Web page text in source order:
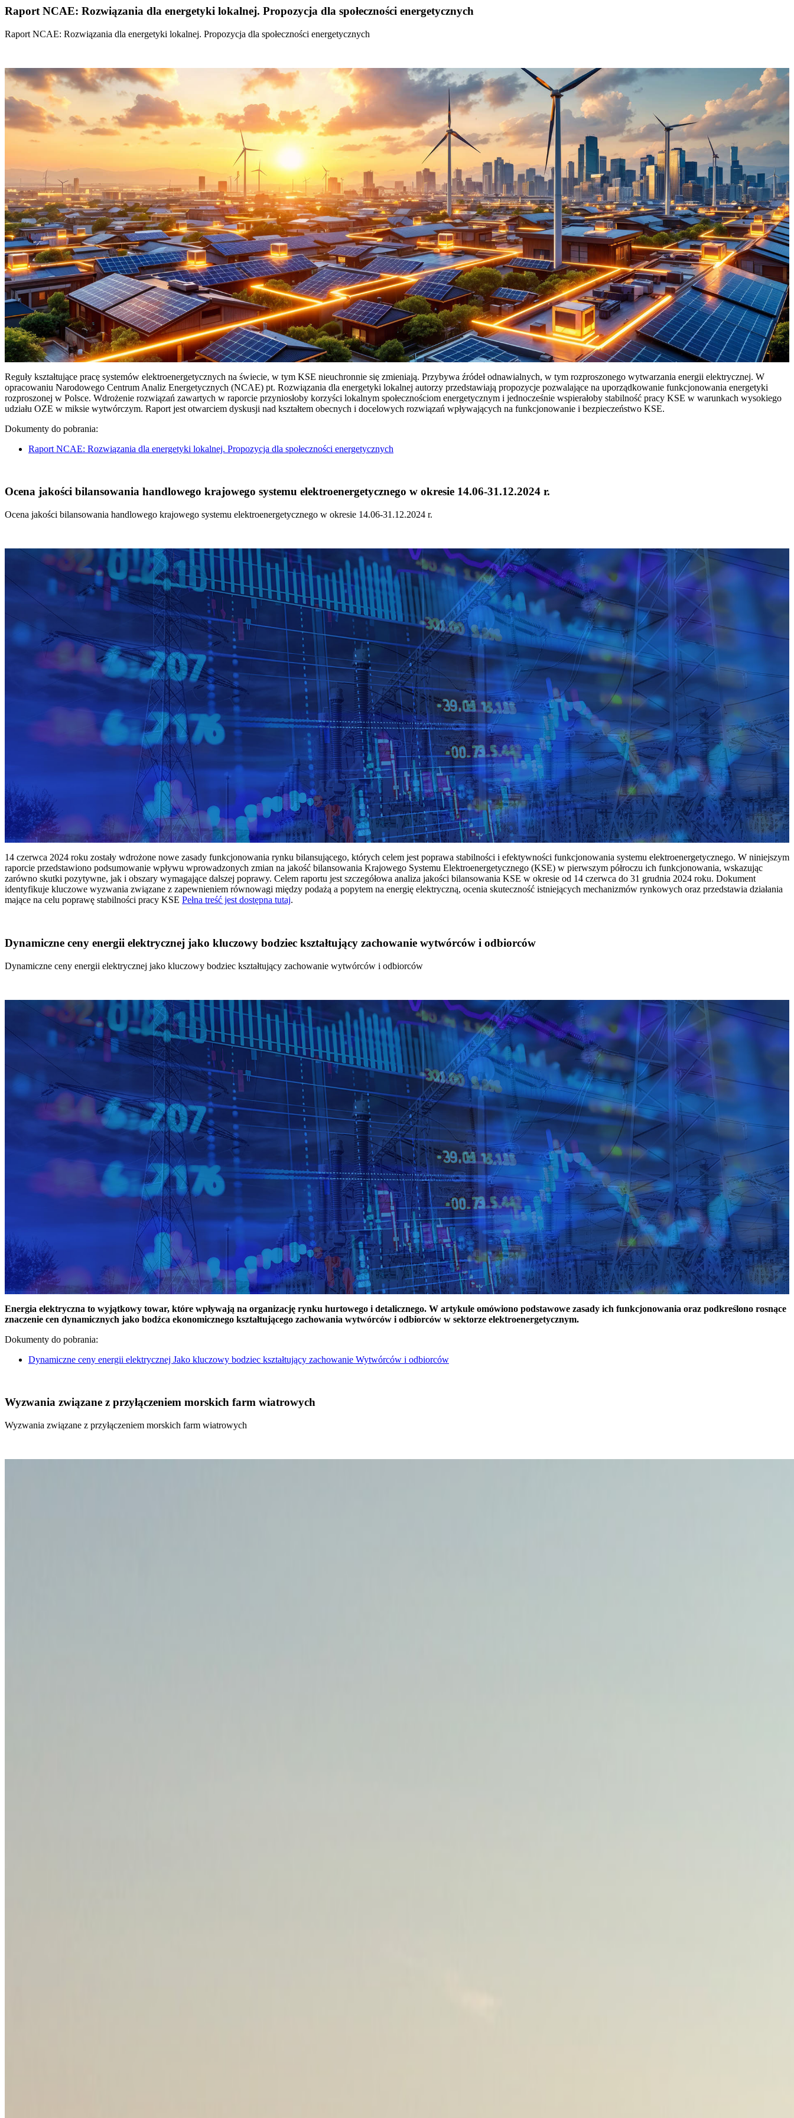
Raport NCAE: Rozwiązania dla energetyki lokalnej. Propozycja dla społeczności energetycznych
Raport NCAE: Rozwiązania dla energetyki lokalnej. Propozycja dla społeczności energetycznych
Reguły kształtujące pracę systemów elektroenergetycznych na świecie, w tym KSE nieuchronnie się zmieniają. Przybywa źródeł odnawialnych, w tym rozproszonego wytwarzania energii elektrycznej. W
opracowaniu Narodowego Centrum Analiz Energetycznych (NCAE) pt. Rozwiązania dla energetyki lokalnej autorzy przedstawiają propozycje pozwalające na uporządkowanie funkcjonowania energetyki
rozproszonej w Polsce. Wdrożenie rozwiązań zawartych w raporcie przyniosłoby korzyści lokalnym społecznościom energetycznym i jednocześnie wspierałoby stabilność pracy KSE w warunkach wysokiego
udziału OZE w miksie wytwórczym. Raport jest otwarciem dyskusji nad kształtem obecnych i docelowych rozwiązań wpływających na funkcjonowanie i bezpieczeństwo KSE.
Dokumenty do pobrania:
Raport NCAE: Rozwiązania dla energetyki lokalnej. Propozycja dla społeczności energetycznych
Ocena jakości bilansowania handlowego krajowego systemu elektroenergetycznego w okresie 14.06-31.12.2024 r.
Ocena jakości bilansowania handlowego krajowego systemu elektroenergetycznego w okresie 14.06-31.12.2024 r.
14 czerwca 2024 roku zostały wdrożone nowe zasady funkcjonowania rynku bilansującego, których celem jest poprawa stabilności i efektywności funkcjonowania systemu elektroenergetycznego. W niniejszym
raporcie przedstawiono podsumowanie wpływu wprowadzonych zmian na jakość bilansowania Krajowego Systemu Elektroenergetycznego (KSE) w pierwszym półroczu ich funkcjonowania, wskazując
zarówno skutki pozytywne, jak i obszary wymagające dalszej poprawy. Celem raportu jest szczegółowa analiza jakości bilansowania KSE w okresie od 14 czerwca do 31 grudnia 2024 roku. Dokument
identyfikuje kluczowe wyzwania związane z zapewnieniem równowagi między podażą a popytem na energię elektryczną, ocenia skuteczność istniejących mechanizmów rynkowych oraz przedstawia działania
mające na celu poprawę stabilności pracy KSE Pełna treść jest dostępna tutaj.
Dynamiczne ceny energii elektrycznej jako kluczowy bodziec kształtujący zachowanie wytwórców i odbiorców
Dynamiczne ceny energii elektrycznej jako kluczowy bodziec kształtujący zachowanie wytwórców i odbiorców
Energia elektryczna to wyjątkowy towar, które wpływają na organizację rynku hurtowego i detalicznego. W artykule omówiono podstawowe zasady ich funkcjonowania oraz podkreślono rosnące
znaczenie cen dynamicznych jako bodźca ekonomicznego kształtującego zachowania wytwórców i odbiorców w sektorze elektroenergetycznym.
Dokumenty do pobrania:
Dynamiczne ceny energii elektrycznej Jako kluczowy bodziec kształtujący zachowanie Wytwórców i odbiorców
Wyzwania związane z przyłączeniem morskich farm wiatrowych
Wyzwania związane z przyłączeniem morskich farm wiatrowych